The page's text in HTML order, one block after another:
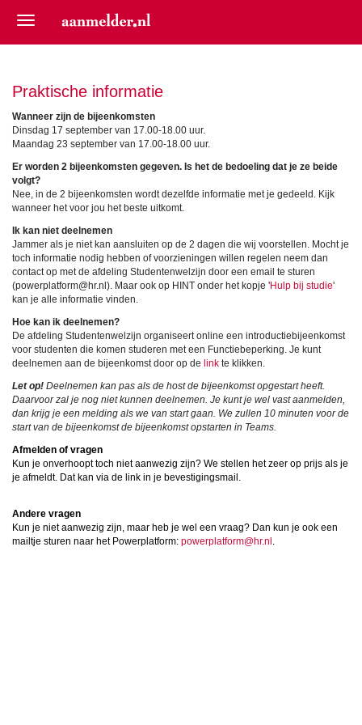
Praktische informatie
Wanneer zijn de bijeenkomsten
Dinsdag 17 september van 17.00-18.00 uur.
Maandag 23 september van 17.00-18.00 uur.
Er worden 2 bijeenkomsten gegeven. Is het de bedoeling dat je ze beide
volgt?
Nee, in de 2 bijeenkomsten wordt dezelfde informatie met je gedeeld. Kijk
wanneer het voor jou het beste uitkomt.
Ik kan niet deelnemen
Jammer als je niet kan aansluiten op de 2 dagen die wij voorstellen. Mocht je
toch informatie nodig hebben of voorzieningen willen regelen neem dan
contact op met de afdeling Studentenwelzijn door een email te sturen
(powerplatform@hr.nl). Maar ook op HINT onder het kopje 'Hulp bij studie'
kan je alle informatie vinden.
Hoe kan ik deelnemen?
De afdeling Studentenwelzijn organiseert online een introductiebijeenkomst
voor studenten die komen studeren met een Functiebeperking. Je kunt
deelnemen aan de bijeenkomst door op de link te klikken.
Let op! Deelnemen kan pas als de host de bijeenkomst opgestart heeft.
Daarvoor zal je nog niet kunnen deelnemen. Je kunt je wel vast aanmelden,
dan krijg je een melding als we van start gaan. We zullen 10 minuten voor de
start van de bijeenkomst de bijeenkomst opstarten in Teams.
Afmelden of vragen
Kun je onverhoopt toch niet aanwezig zijn? We stellen het zeer op prijs als je
je afmeldt. Dat kan via de link in je bevestigingsmail.
Andere vragen
Kun je niet aanwezig zijn, maar heb je wel een vraag? Dan kun je ook een
mailtje sturen naar het Powerplatform: powerplatform@hr.nl .